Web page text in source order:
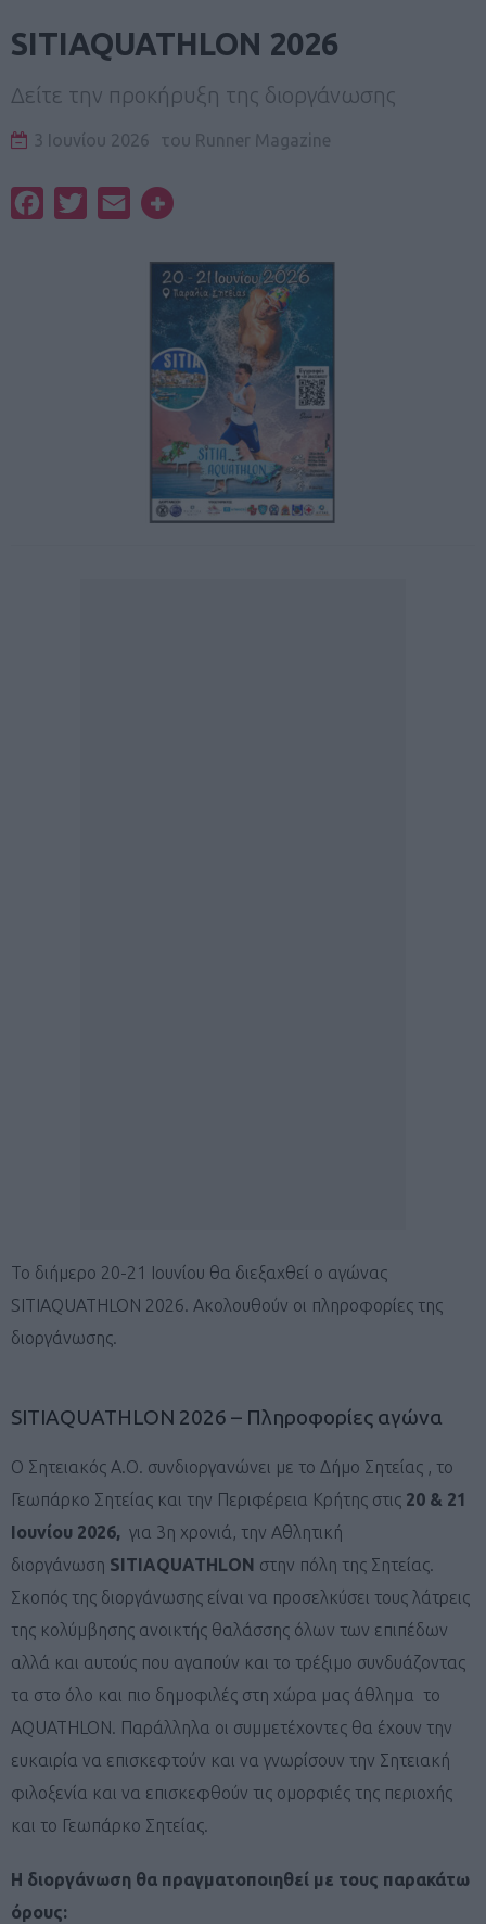
SITIAQUATHLON 2026
Δείτε την προκήρυξη της διοργάνωσης
3 Ιουνίου 2026 του Runner Magazine
FacebookTwitterEmail
Το διήμερο 20-21 Ιουνίου θα διεξαχθεί ο αγώνας
SITIAQUATHLON 2026. Ακολουθούν οι πληροφορίες της
διοργάνωσης.
SITIAQUATHLON 2026 – Πληροφορίες αγώνα
Ο Σητειακός Α.Ο. συνδιοργανώνει με το Δήμο Σητείας , το
Γεωπάρκο Σητείας και την Περιφέρεια Κρήτης στις 20 & 21
Ιουνίου 2026, για 3η χρονιά, την Αθλητική
διοργάνωση SITIAQUATHLON στην πόλη της Σητείας.
Σκοπός της διοργάνωσης είναι να προσελκύσει τους λάτρεις
της κολύμβησης ανοικτής θαλάσσης όλων των επιπέδων
αλλά και αυτούς που αγαπούν και το τρέξιμο συνδυάζοντας
τα στο όλο και πιο δημοφιλές στη χώρα μας άθλημα το
AQUATHLON. Παράλληλα οι συμμετέχοντες θα έχουν την
ευκαιρία να επισκεφτούν και να γνωρίσουν την Σητειακή
φιλοξενία και να επισκεφθούν τις ομορφιές της περιοχής
και το Γεωπάρκο Σητείας.
Η διοργάνωση θα πραγματοποιηθεί με τους παρακάτω
όρους: